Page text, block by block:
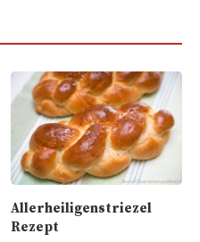
Allerheiligenstriezel
Rezept